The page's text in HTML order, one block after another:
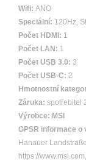
Wifi: ANO
Speciální: 120Hz,
Počet HDMI: 1
Počet LAN: 1
Počet USB 3.0: 3
Počet USB-C: 2
Hmotnostní
Záruka: spotřebitel
Výrobce: MSI
GPSR informace o
Hanauer
https://